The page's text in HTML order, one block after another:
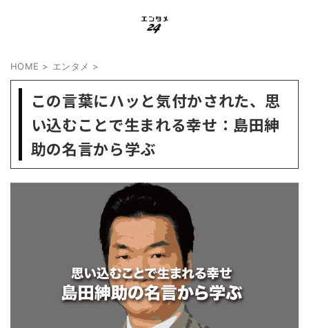
HOME > エンタメ >
この言葉にハッと気付かされた、思
い込むことで生まれる幸せ：島田紳
助の名言から学ぶ